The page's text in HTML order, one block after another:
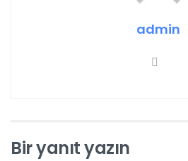
admin
Bir yanıt yazın